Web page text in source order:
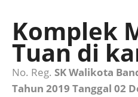
Komplek
Tuan di
No. Reg. SK Walikota
Tahun 2019 Tanggal 02